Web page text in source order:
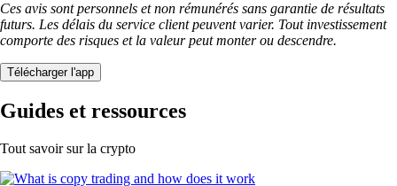
Ces avis sont personnels et non rémunérés sans garantie de résultats
futurs. Les délais du service client peuvent varier. Tout investissement
comporte des risques et la valeur peut monter ou descendre.
Télécharger l'app
Guides et ressources
Tout savoir sur la crypto